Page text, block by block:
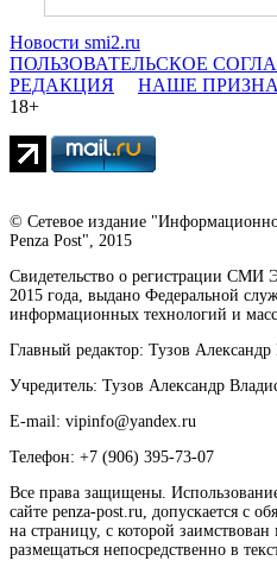
Новости smi2.ru
ПОЛЬЗОВАТЕЛЬСКОЕ
РЕДАКЦИЯ
НАШЕ
18+
© Сетевое издание
Penza Post", 2015
Свидетельство о регистрации СМИ
2015 года, выдано Федеральной
информационных технологий и
Главный редактор: Тузов Александр
Учредитель: Тузов Александр
E-mail: vipinfo@yandex.ru
Телефон: +7 (906) 395-73-07
Все права защищены.
сайте penza-post.ru, допускается с
на страницу, с которой
размещаться непосредственно в